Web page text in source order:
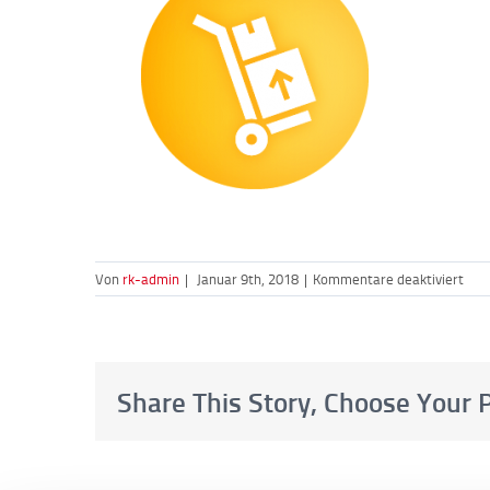
Von rk-admin | Januar 9th, 2018 | Kommentare deaktiviertfür
ico-
Share This Story, Choose Your